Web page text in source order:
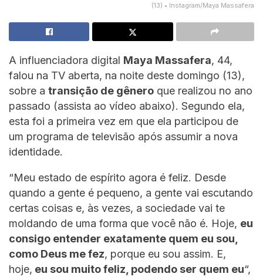
(13) • Instagram/Maya Massafera
A influenciadora digital Maya Massafera, 44,
falou na TV aberta, na noite deste domingo (13),
sobre a transição de gênero que realizou no ano
passado (assista ao vídeo abaixo). Segundo ela,
esta foi a primeira vez em que ela participou de
um programa de televisão após assumir a nova
identidade.
“Meu estado de espírito agora é feliz. Desde
quando a gente é pequeno, a gente vai escutando
certas coisas e, às vezes, a sociedade vai te
moldando de uma forma que você não é. Hoje, eu
consigo entender exatamente quem eu sou,
como Deus me fez, porque eu sou assim. E,
hoje, eu sou muito feliz, podendo ser quem eu“,